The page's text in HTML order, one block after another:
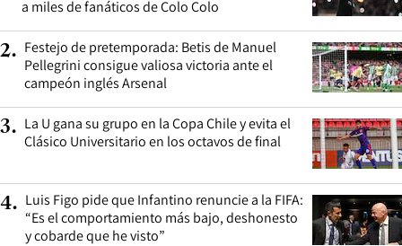
a miles de fanáticos de Colo Colo
2. Festejo de pretemporada: Betis de Manuel
Pellegrini consigue valiosa victoria ante el
campeón inglés Arsenal
3. La U gana su grupo en la Copa Chile y evita el
Clásico Universitario en los octavos de final
4. Luis Figo pide que Infantino renuncie a la FIFA:
“Es el comportamiento más bajo, deshonesto
y cobarde que he visto”